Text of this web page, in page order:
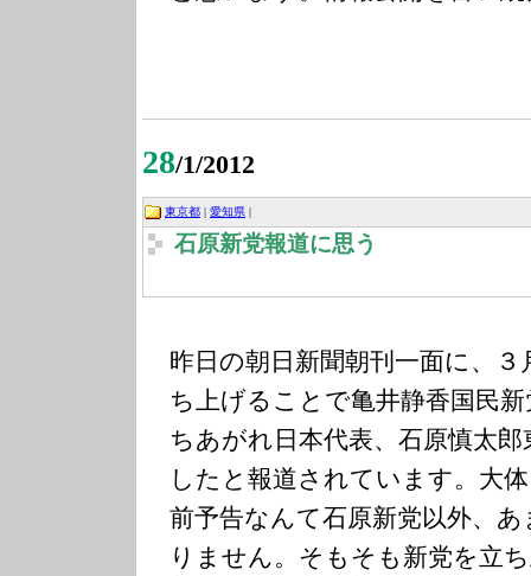
28/1/2012
東京都 愛知県
石原新党報道に思う
昨日の朝日新聞朝刊一面に、
ち上げることで亀井静香国民
ちあがれ日本代表、石原慎太
したと報道されています。大
前予告なんて石原新党以外、
りません。そもそも新党を立